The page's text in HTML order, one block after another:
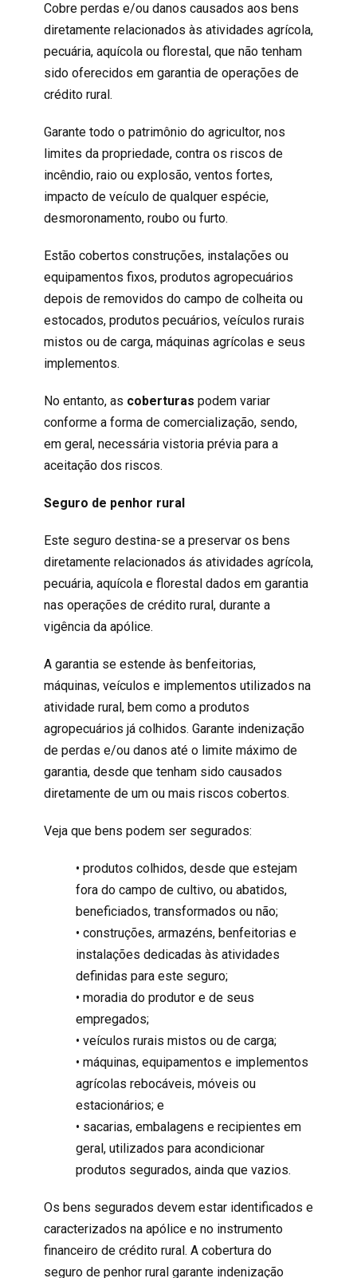
Cobre perdas e/ou danos causados aos bens
diretamente relacionados às atividades agrícola,
pecuária, aquícola ou florestal, que não tenham
sido oferecidos em garantia de operações de
crédito rural.
Garante todo o patrimônio do agricultor, nos
limites da propriedade, contra os riscos de
incêndio, raio ou explosão, ventos fortes,
impacto de veículo de qualquer espécie,
desmoronamento, roubo ou furto.
Estão cobertos construções, instalações ou
equipamentos fixos, produtos agropecuários
depois de removidos do campo de colheita ou
estocados, produtos pecuários, veículos rurais
mistos ou de carga, máquinas agrícolas e seus
implementos.
No entanto, as coberturas podem variar
conforme a forma de comercialização, sendo,
em geral, necessária vistoria prévia para a
aceitação dos riscos.
Seguro de penhor rural
Este seguro destina-se a preservar os bens
diretamente relacionados ás atividades agrícola,
pecuária, aquícola e florestal dados em garantia
nas operações de crédito rural, durante a
vigência da apólice.
A garantia se estende às benfeitorias,
máquinas, veículos e implementos utilizados na
atividade rural, bem como a produtos
agropecuários já colhidos. Garante indenização
de perdas e/ou danos até o limite máximo de
garantia, desde que tenham sido causados
diretamente de um ou mais riscos cobertos.
Veja que bens podem ser segurados:
• produtos colhidos, desde que estejam
fora do campo de cultivo, ou abatidos,
beneficiados, transformados ou não;
• construções, armazéns, benfeitorias e
instalações dedicadas às atividades
definidas para este seguro;
• moradia do produtor e de seus
empregados;
• veículos rurais mistos ou de carga;
• máquinas, equipamentos e implementos
agrícolas rebocáveis, móveis ou
estacionários; e
• sacarias, embalagens e recipientes em
geral, utilizados para acondicionar
produtos segurados, ainda que vazios.
Os bens segurados devem estar identificados e
caracterizados na apólice e no instrumento
financeiro de crédito rural. A cobertura do
seguro de penhor rural garante indenização